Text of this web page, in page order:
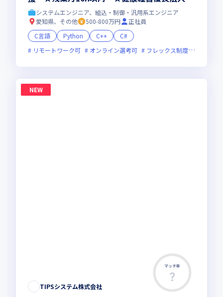
26認定
システムエンジニア、組込・制御・汎用系エンジニア
愛知県、その他
500-800万円
正社員
C言語
Python C++
C#
リモートワーク可
オンライン選考可 フレックス制度あり
NEW
マッチ率
TIPSシステム株式会社